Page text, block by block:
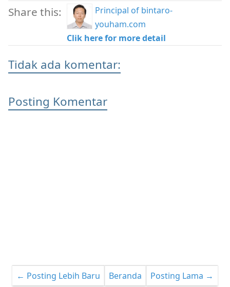
Share this:
Principal of bintaro-
youham.com
Clik here for more detail
Tidak ada komentar:
Posting Komentar
← Posting Lebih Baru Posting Lama →
Beranda